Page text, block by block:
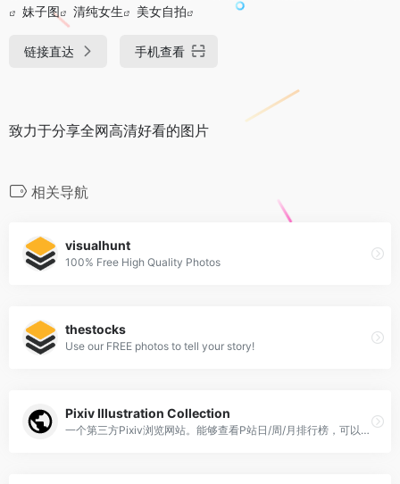
妹子图
清纯女生 美女自拍
链接直达 手机查看
致力于分享全网高清好看的图片
相关导航
visualhunt
100% Free High Quality Photos
thestocks
Use our FREE photos to tell your story!
Pixiv Illustration Collection
一个第三方Pixiv浏览网站。能够查看P站日/周/月排行榜，可以查看原图和下载，速度也不错。